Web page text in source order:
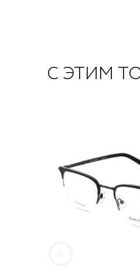
С ЭТИМ